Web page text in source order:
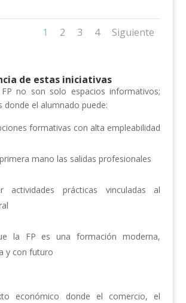
1 2 3 4 Siguiente
de estas iniciativas
no son solo espacios informativos;
donde el alumnado puede:
formativas con alta empleabilidad
mano las salidas profesionales
actividades prácticas vinculadas al
la FP es una formación moderna,
y con futuro
económico donde el comercio, el